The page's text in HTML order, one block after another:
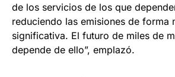
de los servicios de los que
reduciendo las emisiones de forma
significativa. El futuro de miles de
depende de ello”, emplazó.